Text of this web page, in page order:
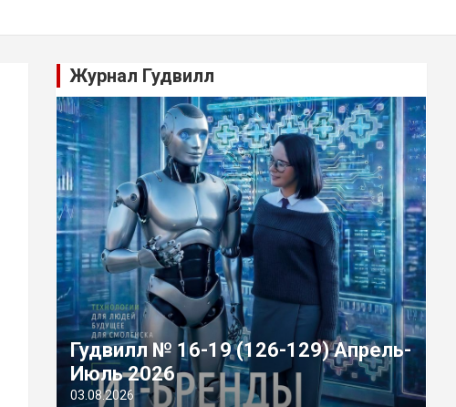
Журнал Гудвилл
Гудвилл № 16-19 (126-129) Апрель-
Июль 2026
03.08.2026